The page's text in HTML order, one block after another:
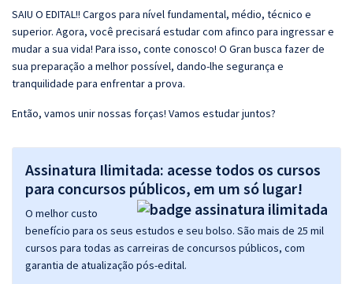
SAIU O EDITAL!! Cargos para nível fundamental, médio, técnico e
superior. Agora, você precisará estudar com afinco para ingressar e
mudar a sua vida! Para isso, conte conosco! O Gran busca fazer de
sua preparação a melhor possível, dando-lhe segurança e
tranquilidade para enfrentar a prova.
Então, vamos unir nossas forças! Vamos estudar juntos?
Assinatura Ilimitada: acesse todos os cursos
para concursos públicos, em um só lugar!
O melhor custo
benefício para os seus estudos e seu bolso. São mais de 25 mil
cursos para todas as carreiras de concursos públicos, com
garantia de atualização pós-edital.